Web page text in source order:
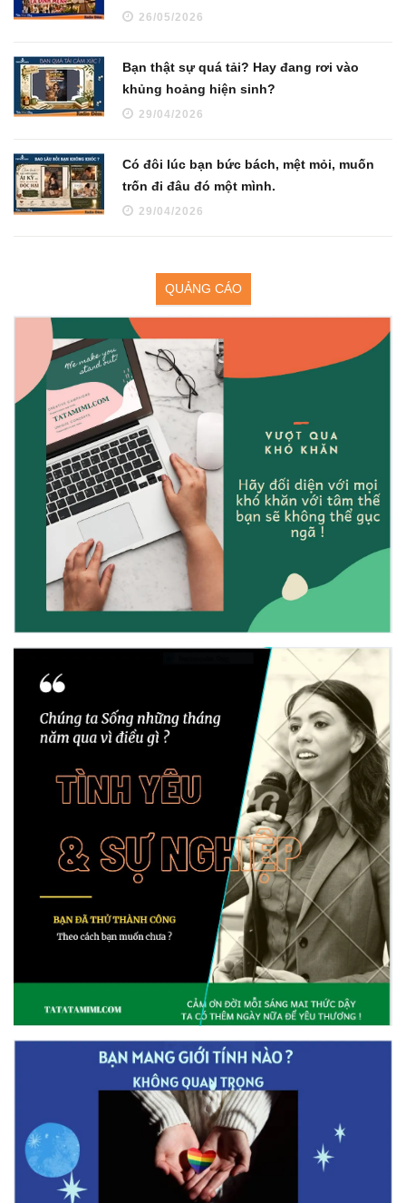
26/05/2026
Bạn thật sự quá tải? Hay đang rơi vào
khủng hoảng hiện sinh?
29/04/2026
Có đôi lúc bạn bức bách, mệt mỏi, muốn
trốn đi đâu đó một mình.
29/04/2026
QUẢNG CÁO